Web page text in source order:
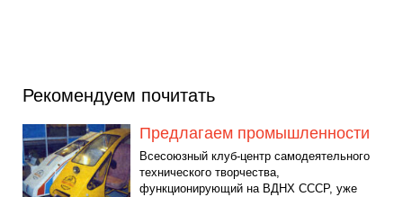
Рекомендуем почитать
Предлагаем промышленности
Всесоюзный клуб-центр самодеятельного
технического творчества,
функционирующий на ВДНХ СССР, уже